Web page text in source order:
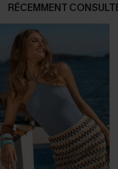
RÉCEMMENT